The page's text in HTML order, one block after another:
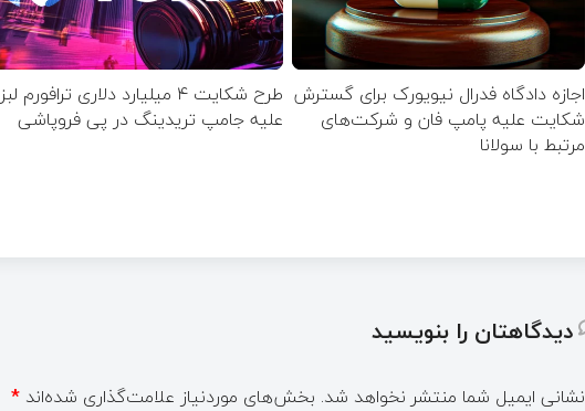
اجازه دادگاه فدرال نیویورک برای گسترش
شکایت علیه پامپ فان و شرکت‌های
مرتبط با سولانا
طرح شکایت ۴ میلیارد دلاری ترافورم لبز
علیه جامپ تریدینگ در پی فروپاشی
دیدگاهتان را بنویسید
نشانی ایمیل شما منتشر نخواهد شد. بخش‌های موردنیاز علامت‌گذاری شده‌اند *